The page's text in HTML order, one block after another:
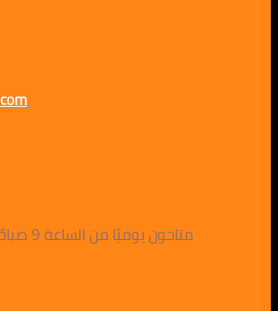
متاحون يوميًا من الساعة 9 صباحًا حتى 10 مساءً